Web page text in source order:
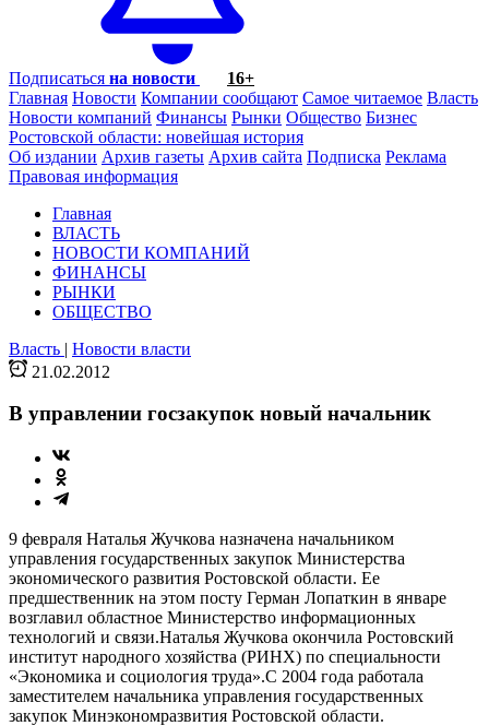
Подписаться на новости
16+
Главная Новости Компании сообщают Самое читаемое Власть
Новости компаний Финансы Рынки Общество Бизнес
Ростовской области: новейшая история
Об издании Архив газеты Архив сайта Подписка Реклама
Правовая информация
Главная
ВЛАСТЬ
НОВОСТИ КОМПАНИЙ
ФИНАНСЫ
РЫНКИ
ОБЩЕСТВО
Власть | Новости власти
21.02.2012
В управлении госзакупок новый начальник
9 февраля Наталья Жучкова назначена начальником
управления государственных закупок Министерства
экономического развития Ростовской области. Ее
предшественник на этом посту Герман Лопаткин в январе
возглавил областное Министерство информационных
технологий и связи.Наталья Жучкова окончила Рос­товский
институт народного хозяйства (РИНХ) по специальности
«Экономика и социология труда».С 2004 года работала
заместителем начальника управления государственных
закупок Минэкономразвития Ростовской области.